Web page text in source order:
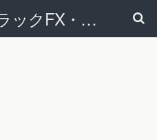
鬼隼（グッドラックFX・改）